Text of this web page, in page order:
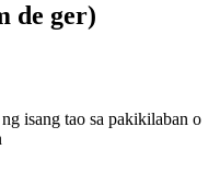
de ger)
isang tao sa pakikilaban o